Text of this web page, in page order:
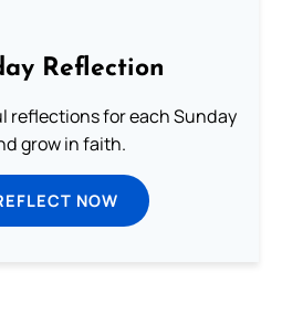
Reflection
reflections for each Sunday
grow in faith.
NOW